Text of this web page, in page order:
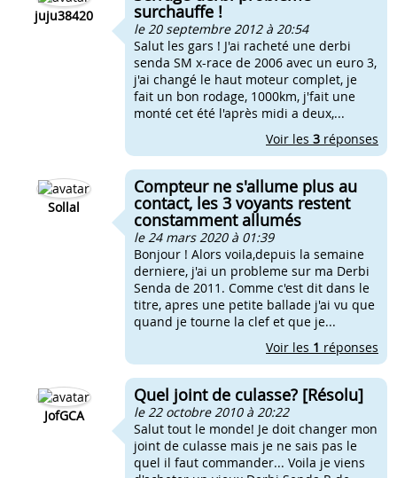
juju38420 surchauffe !
le 20 septembre 2012 à 20:54
Salut les gars ! J'ai racheté une derbi
senda SM x-race de 2006 avec un euro 3,
j'ai changé le haut moteur complet, je
fait un bon rodage, 1000km, j'fait une
monté cet été l'après midi a deux,...
Voir les 3 réponses
Sollal
Compteur ne s'allume plus au
contact, les 3 voyants restent
constamment allumés
le 24 mars 2020 à 01:39
Bonjour ! Alors voila,depuis la semaine
derniere, j'ai un probleme sur ma Derbi
Senda de 2011. Comme c'est dit dans le
titre, apres une petite ballade j'ai vu que
quand je tourne la clef et que je...
Voir les 1 réponses
JofGCA
Quel joint de culasse? [Résolu]
le 22 octobre 2010 à 20:22
Salut tout le monde! Je doit changer mon
joint de culasse mais je ne sais pas le
quel il faut commander... Voila je viens